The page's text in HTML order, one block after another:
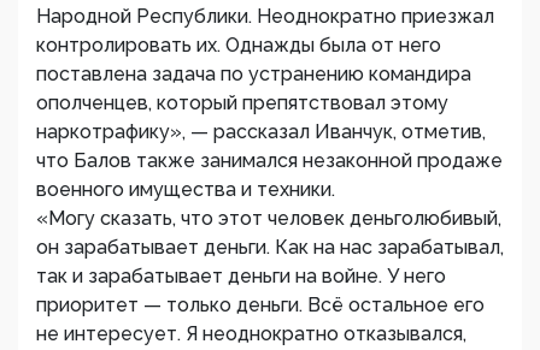
Народной Республики. Неоднократно приезжал
контролировать их. Однажды была от него
поставлена задача по устранению командира
ополченцев, который препятствовал этому
наркотрафику», — рассказал Иванчук, отметив,
что Балов также занимался незаконной продаже
военного имущества и техники.
«Могу сказать, что этот человек деньголюбивый,
он зарабатывает деньги. Как на нас зарабатывал,
так и зарабатывает деньги на войне. У него
приоритет — только деньги. Всё остальное его
не интересует. Я неоднократно отказывался,